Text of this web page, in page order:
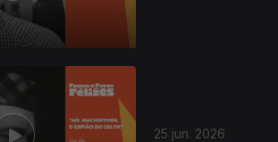
25 jun. 2026